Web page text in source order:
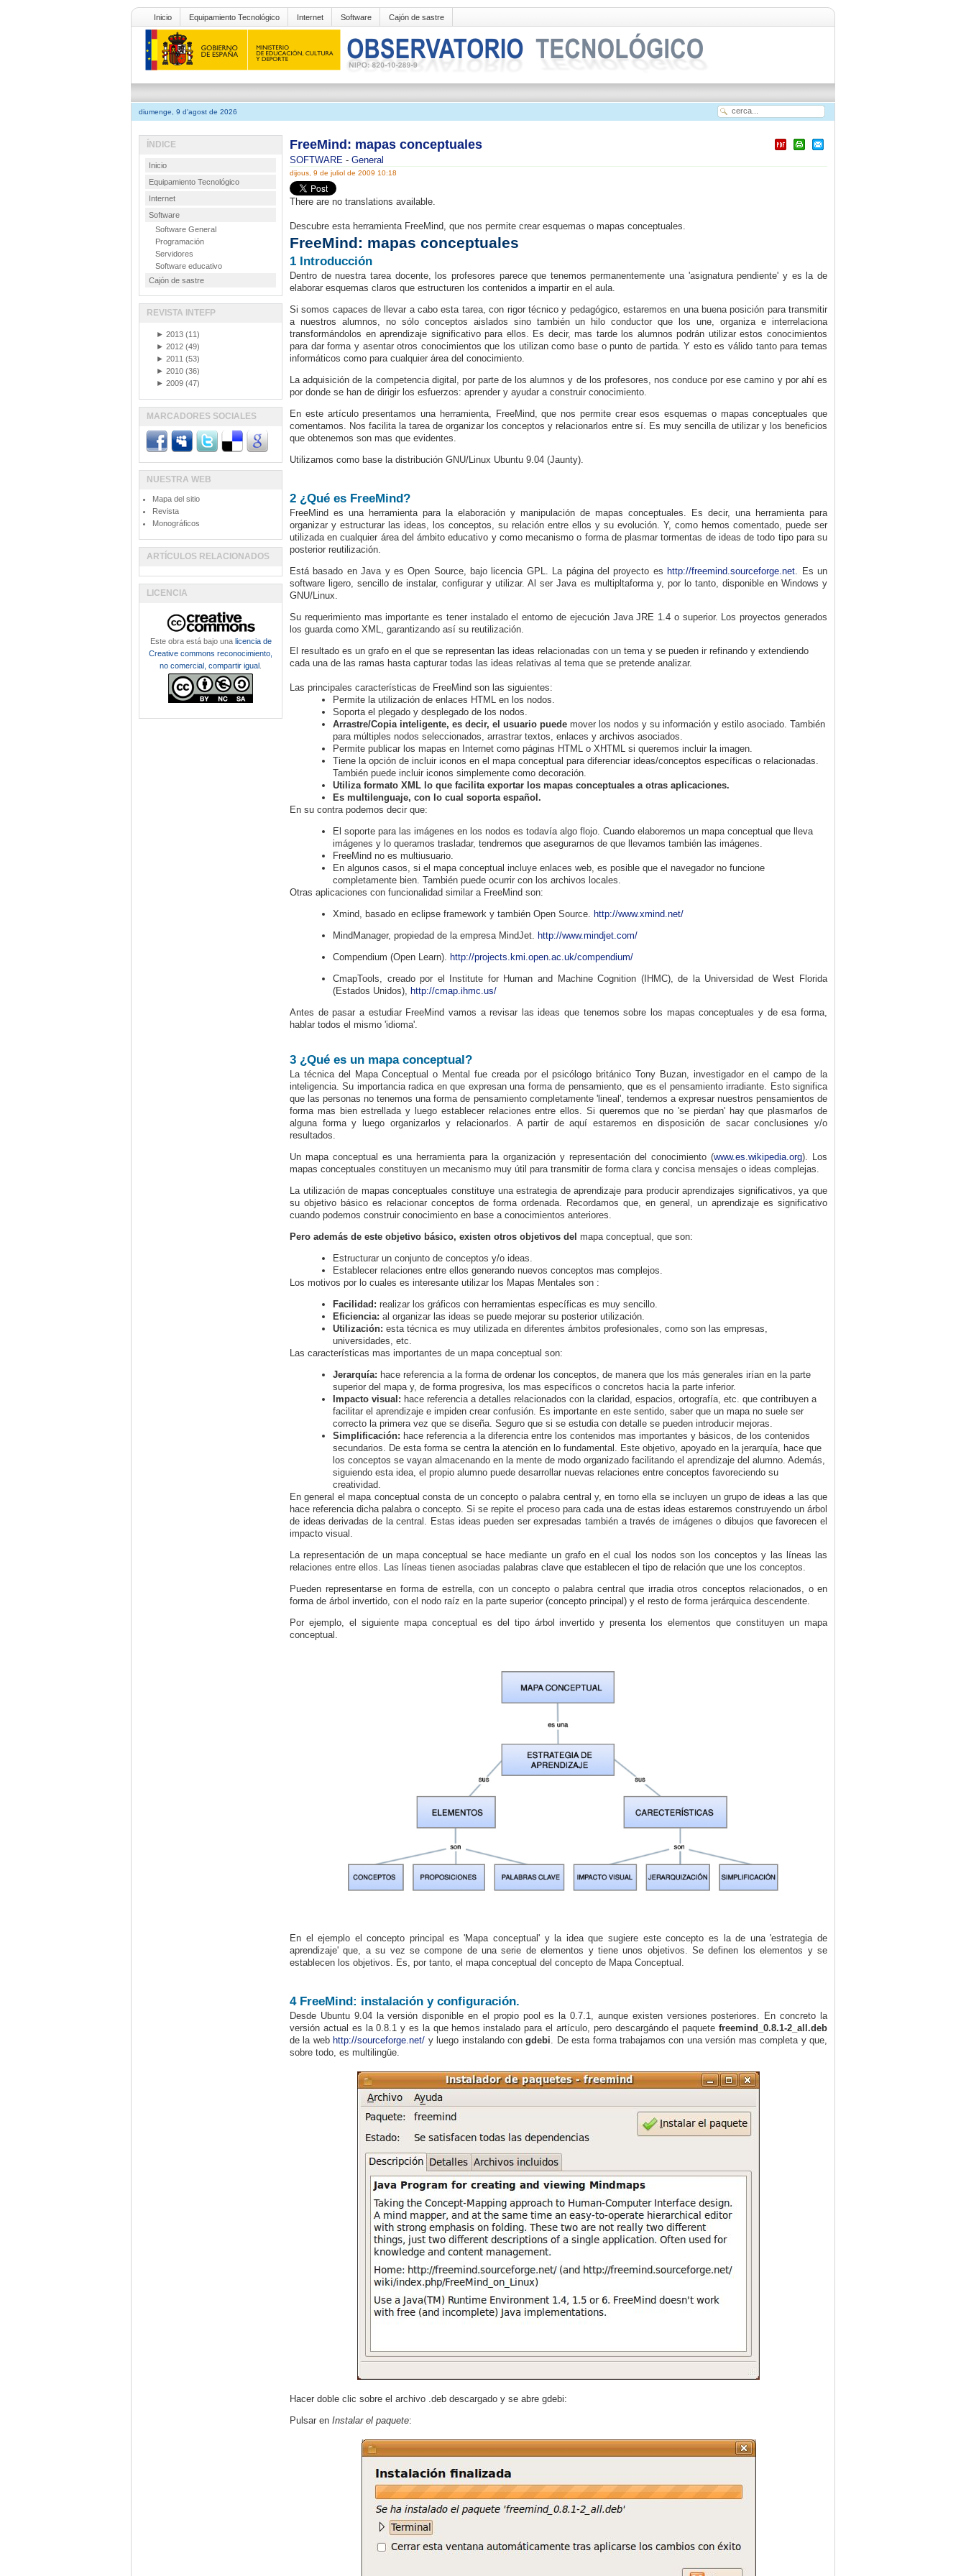
Inicio Equipamiento Tecnológico Internet Software Cajón de sastre
diumenge, 9 d'agost de 2026
FreeMind: mapas conceptuales
SOFTWARE - General
dijous, 9 de juliol de 2009 10:18
There are no translations available.
Descubre esta herramienta FreeMind, que nos permite crear esquemas o mapas conceptuales.
FreeMind: mapas conceptuales
1 Introducción
Dentro de nuestra tarea docente, los profesores parece que tenemos permanentemente una 'asignatura pendiente' y es la de
elaborar esquemas claros que estructuren los contenidos a impartir en el aula.
Si somos capaces de llevar a cabo esta tarea, con rigor técnico y pedagógico, estaremos en una buena posición para transmitir
a nuestros alumnos, no sólo conceptos aislados sino también un hilo conductor que los une, organiza e interrelaciona
transformándolos en aprendizaje significativo para ellos. Es decir, mas tarde los alumnos podrán utilizar estos conocimientos
para dar forma y asentar otros conocimientos que los utilizan como base o punto de partida. Y esto es válido tanto para temas
informáticos como para cualquier área del conocimiento.
La adquisición de la competencia digital, por parte de los alumnos y de los profesores, nos conduce por ese camino y por ahí es
por donde se han de dirigir los esfuerzos: aprender y ayudar a construir conocimiento.
En este artículo presentamos una herramienta, FreeMind, que nos permite crear esos esquemas o mapas conceptuales que
comentamos. Nos facilita la tarea de organizar los conceptos y relacionarlos entre sí. Es muy sencilla de utilizar y los beneficios
que obtenemos son mas que evidentes.
Utilizamos como base la distribución GNU/Linux Ubuntu 9.04 (Jaunty).
2 ¿Qué es FreeMind?
FreeMind es una herramienta para la elaboración y manipulación de mapas conceptuales. Es decir, una herramienta para
organizar y estructurar las ideas, los conceptos, su relación entre ellos y su evolución. Y, como hemos comentado, puede ser
utilizada en cualquier área del ámbito educativo y como mecanismo o forma de plasmar tormentas de ideas de todo tipo para su
posterior reutilización.
Está basado en Java y es Open Source, bajo licencia GPL. La página del proyecto es http://freemind.sourceforge.net. Es un
software ligero, sencillo de instalar, configurar y utilizar. Al ser Java es multipltaforma y, por lo tanto, disponible en Windows y
GNU/Linux.
Su requerimiento mas importante es tener instalado el entorno de ejecución Java JRE 1.4 o superior. Los proyectos generados
los guarda como XML, garantizando así su reutilización.
El resultado es un grafo en el que se representan las ideas relacionadas con un tema y se pueden ir refinando y extendiendo
cada una de las ramas hasta capturar todas las ideas relativas al tema que se pretende analizar.
Las principales características de FreeMind son las siguientes:
Permite la utilización de enlaces HTML en los nodos.
Soporta el plegado y desplegado de los nodos.
Arrastre/Copia inteligente, es decir, el usuario puede mover los nodos y su información y estilo asociado. También
para múltiples nodos seleccionados, arrastrar textos, enlaces y archivos asociados.
Permite publicar los mapas en Internet como páginas HTML o XHTML si queremos incluir la imagen.
Tiene la opción de incluir iconos en el mapa conceptual para diferenciar ideas/conceptos específicas o relacionadas.
También puede incluir iconos simplemente como decoración.
Utiliza formato XML lo que facilita exportar los mapas conceptuales a otras aplicaciones.
Es multilenguaje, con lo cual soporta español.
En su contra podemos decir que:
El soporte para las imágenes en los nodos es todavía algo flojo. Cuando elaboremos un mapa conceptual que lleva
imágenes y lo queramos trasladar, tendremos que asegurarnos de que llevamos también las imágenes.
FreeMind no es multiusuario.
En algunos casos, si el mapa conceptual incluye enlaces web, es posible que el navegador no funcione
completamente bien. También puede ocurrir con los archivos locales.
Otras aplicaciones con funcionalidad similar a FreeMind son:
Xmind, basado en eclipse framework y también Open Source. http://www.xmind.net/
MindManager, propiedad de la empresa MindJet. http://www.mindjet.com/
Compendium (Open Learn). http://projects.kmi.open.ac.uk/compendium/
CmapTools, creado por el
Institute for Human and Machine Cognition (IHMC), de la Universidad de West Florida
(Estados Unidos), http://cmap.ihmc.us/
Antes de pasar a estudiar FreeMind vamos a revisar las ideas que tenemos sobre los mapas conceptuales y de esa forma,
hablar todos el mismo 'idioma'.
3 ¿Qué es un mapa conceptual?
La técnica del Mapa Conceptual o Mental fue creada por el psicólogo británico Tony Buzan, investigador en el campo de la
inteligencia. Su importancia radica en que expresan una forma de pensamiento, que es el pensamiento irradiante. Esto significa
que las personas no tenemos una forma de pensamiento completamente 'lineal', tendemos a expresar nuestros pensamientos de
forma mas bien estrellada y luego establecer relaciones entre ellos. Si queremos que no 'se pierdan' hay que plasmarlos de
alguna forma y luego organizarlos y relacionarlos. A partir de aquí estaremos en disposición de sacar conclusiones y/o
resultados.
Un mapa conceptual es una herramienta para la organización y representación del conocimiento (www.es.wikipedia.org). Los
mapas conceptuales constituyen un mecanismo muy útil para transmitir de forma clara y concisa mensajes o ideas complejas.
La utilización de mapas conceptuales constituye una estrategia de aprendizaje para producir aprendizajes significativos, ya que
su objetivo básico es relacionar conceptos de forma ordenada. Recordamos que, en general, un aprendizaje es significativo
cuando podemos construir conocimiento en base a conocimientos anteriores.
Pero además de este objetivo básico, existen otros objetivos del mapa conceptual, que son:
Estructurar un conjunto de conceptos y/o ideas.
Establecer relaciones entre ellos generando nuevos conceptos mas complejos.
Los motivos por lo cuales es interesante utilizar los Mapas Mentales son :
Facilidad: realizar los gráficos con herramientas específicas es muy sencillo.
Eficiencia: al organizar las ideas se puede mejorar su posterior utilización.
Utilización: esta técnica es muy utilizada en diferentes ámbitos profesionales, como son las empresas,
universidades, etc.
Las características mas importantes de un mapa conceptual son:
Jerarquía: hace referencia a la forma de ordenar los conceptos, de manera que los más generales irían en la parte
superior del mapa y, de forma progresiva, los mas específicos o concretos hacia la parte inferior.
Impacto visual: hace referencia a detalles relacionados con la claridad, espacios, ortografía, etc. que contribuyen a
facilitar el aprendizaje e impiden crear confusión. Es importante en este sentido, saber que un mapa no suele ser
correcto la primera vez que se diseña. Seguro que si se estudia con detalle se pueden introducir mejoras.
Simplificación: hace referencia a la diferencia entre los contenidos mas importantes y básicos, de los contenidos
secundarios. De esta forma se centra la atención en lo fundamental. Este objetivo, apoyado en la jerarquía, hace que
los conceptos se vayan almacenando en la mente de modo organizado facilitando el aprendizaje del alumno. Además,
siguiendo esta idea, el propio alumno puede desarrollar nuevas relaciones entre conceptos favoreciendo su
creatividad.
En general el mapa conceptual consta de un concepto o palabra central y, en torno ella se incluyen un grupo de ideas a las que
hace referencia dicha palabra o concepto. Si se repite el proceso para cada una de estas ideas estaremos construyendo un árbol
de ideas derivadas de la central. Estas ideas pueden ser expresadas también a través de imágenes o dibujos que favorecen el
impacto visual.
La representación de un mapa conceptual se hace mediante un grafo en el cual los nodos son los conceptos y las líneas las
relaciones entre ellos. Las líneas tienen asociadas palabras clave que establecen el tipo de relación que une los conceptos.
Pueden representarse en forma de estrella, con un concepto o palabra central que irradia otros conceptos relacionados, o en
forma de árbol invertido, con el nodo raíz en la parte superior (concepto principal) y el resto de forma jerárquica descendente.
Por ejemplo, el siguiente mapa conceptual es del tipo árbol invertido y presenta los elementos que constituyen un mapa
conceptual.
En el ejemplo el concepto principal es 'Mapa conceptual' y la idea que sugiere este concepto es la de una 'estrategia de
aprendizaje' que, a su vez se compone de una serie de elementos y tiene unos objetivos. Se definen los elementos y se
establecen los objetivos. Es, por tanto, el mapa conceptual del concepto de Mapa Conceptual.
4 FreeMind: instalación y configuración.
Desde Ubuntu 9.04 laversión disponible en el propio pool es la 0.7.1, aunque existen versiones posteriores. En concreto la
versión actual es la 0.8.1 y es la que hemos instalado para el artículo, pero descargándoel paquete freemind_0.8.1-2_all.deb
de la web http://sourceforge.net/ y luego instalando congdebi. De esta forma trabajamos con una versión mas completa y que,
sobre todo, es multilingüe.
Hacer doble clic sobre el archivo .deb descargado y se abre gdebi:
Pulsar en Instalar el paquete:
ÍNDICE
Inicio
Equipamiento Tecnológico
Internet
Software
Software General
Programación
Servidores
Software educativo
Cajón de sastre
REVISTA INTEFP
► 2013 (11)
► 2012 (49)
► 2011 (53)
► 2010 (36)
► 2009 (47)
MARCADORES SOCIALES
NUESTRA WEB
Mapa del sitio
Revista
Monográficos
ARTÍCULOS RELACIONADOS
LICENCIA
Este obra está bajo una licencia de
Creative commons reconocimiento,
no comercial, compartir igual